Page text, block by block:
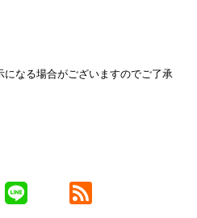
なる場合がございますのでご了承